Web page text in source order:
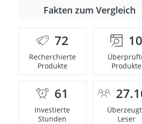
Fakten zum Vergleich
72
Recherchierte
Produkte
10
Produkte
61
Investierte
Stunden
Leser